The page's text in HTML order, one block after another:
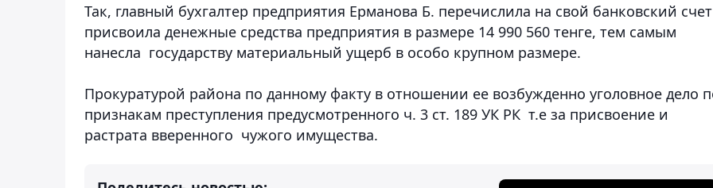
Так, главный бухгалтер предприятия Ерманова Б. перечислила на свой банковский
присвоила денежные средства предприятия в размере 14 990 560 тенге, тем самым
нанесла государству материальный ущерб в особо крупном размере.
Прокуратурой района по данному факту в отношении ее возбужденно уголовное дело
признакам преступления предусмотренного ч. 3 ст. 189 УК РК т.е за присвоение и
растрата вверенного чужого имущества.